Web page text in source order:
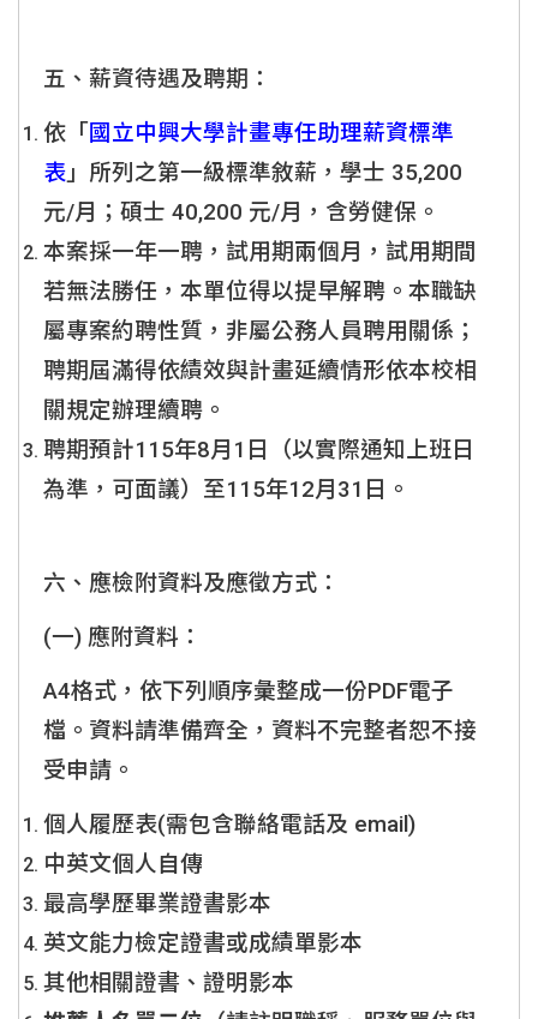
五、薪資待遇及聘期：
依「 國立中興大學計畫專任助理薪資標準
表 」所列之第一級標準敘薪，學士 35,200
元/月；碩士 40,200 元/月，含勞健保。
本案採一年一聘，試用期兩個月，試用期間
若無法勝任，本單位得以提早解聘。本職缺
屬專案約聘性質，非屬公務人員聘用關係；
聘期屆滿得依績效與計畫延續情形依本校相
關規定辦理續聘。
聘期預計115年8月1日（以實際通知上班日
為準，可面議）至115年12月31日。
六、應檢附資料及應徵方式：
(一) 應附資料：
A4格式，依下列順序彙整成一份PDF電子
檔。資料請準備齊全，資料不完整者恕不接
受申請。
個人履歷表(需包含聯絡電話及 email)
中英文個人自傳
最高學歷畢業證書影本
英文能力檢定證書或成績單影本
其他相關證書、證明影本